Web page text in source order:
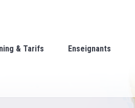
& Tarifs Enseignants